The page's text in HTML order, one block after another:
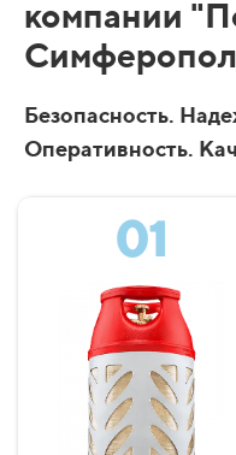
компании
Безопасность.
Оперативность.
01